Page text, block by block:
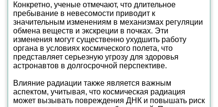
Конкретно, ученые отмечают, что длительное
пребывание в невесомости приводит к
значительным изменениям в механизмах регуляции
обмена веществ и экскреции в почках. Эти
изменения могут существенно ухудшить работу
органа в условиях космического полета, что
представляет серьезную угрозу для здоровья
астронавтов в долгосрочной перспективе.
Влияние радиации также является важным
аспектом, учитывая, что космическая радиация
может вызывать повреждения ДНК и повышать риск